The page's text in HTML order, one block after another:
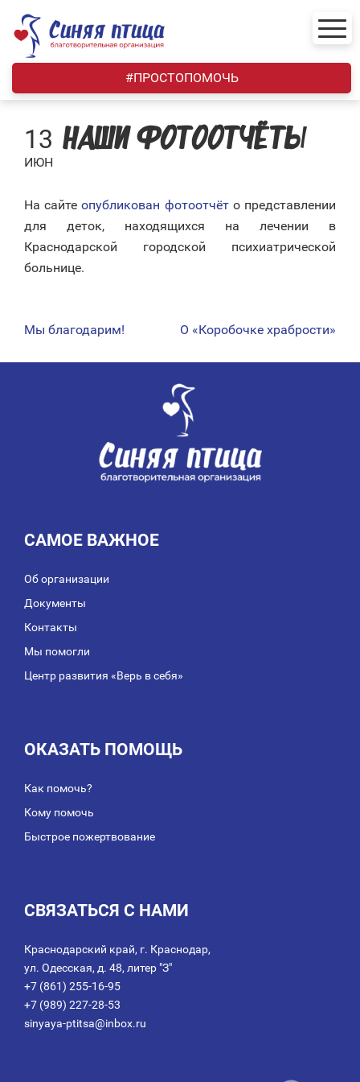
content
#ПРОСТОПОМОЧЬ
13
ИЮН
НАШИ ФОТООТЧЁТЫ
На сайтеопубликован фотоотчёто представлении
для деток, находящихся на лечении в
Краснодарской городской психиатрической
больнице.
НАВИГАЦИЯ
ПО
Мы благодарим! О «Коробочке храбрости»
САМОЕ ВАЖНОЕ
Об организации
Документы
Контакты
Мы помогли
Центр развития «Верь в себя»
ОКАЗАТЬ ПОМОЩЬ
Как помочь?
Кому помочь
Быстрое пожертвование
СВЯЗАТЬСЯ С НАМИ
Краснодарский край, г. Краснодар,
ул. Одесская, д. 48, литер "З"
+7 (861) 255-16-95
+7 (989) 227-28-53
sinyaya-ptitsa@inbox.ru